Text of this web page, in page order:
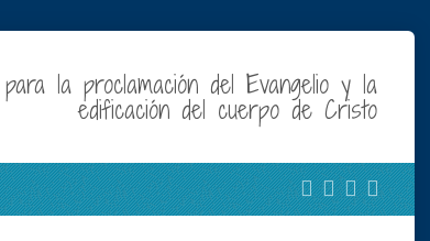
la proclamación del Evangelio y la
edificación del cuerpo de Cristo